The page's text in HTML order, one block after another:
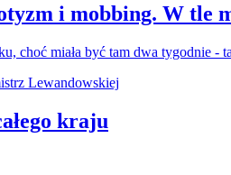
i mobbing. W tle
choć miała być tam dwa tygodnie -
kraju